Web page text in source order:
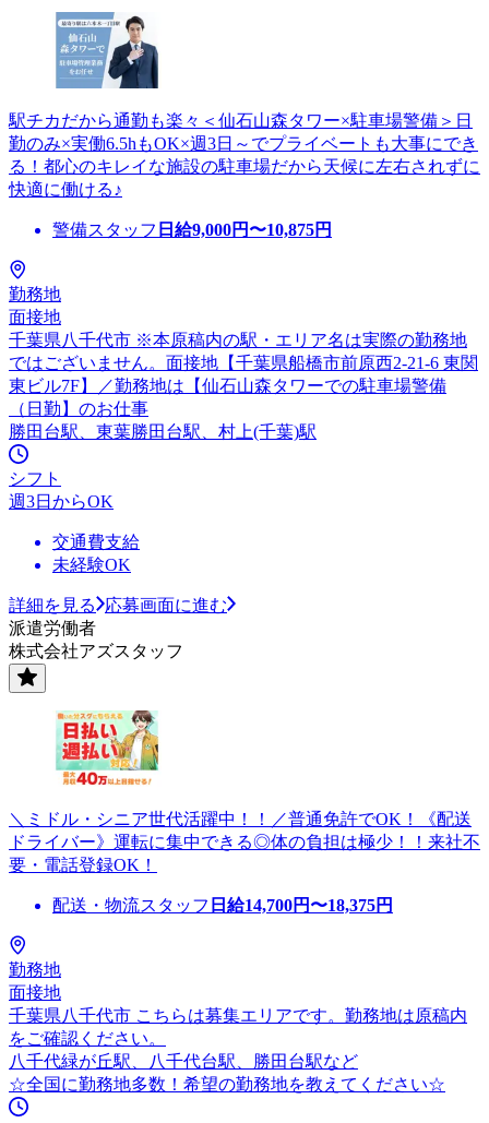
駅チカだから通勤も楽々＜仙石山森タワー×駐車場警備＞日
勤のみ×実働6.5hもOK×週3日～でプライベートも大事にでき
る！都心のキレイな施設の駐車場だから天候に左右されずに
快適に働ける♪
警備スタッフ 日給9,000円〜10,875円
勤務地
面接地
千葉県八千代市 ※本原稿内の駅・エリア名は実際の勤務地
ではございません。面接地【千葉県船橋市前原西2-21-6 東関
東ビル7F】／勤務地は【仙石山森タワーでの駐車場警備
（日勤】のお仕事
勝田台駅、東葉勝田台駅、村上(千葉)駅
シフト
週3日からOK
交通費支給
未経験OK
詳細を見る
応募画面に進む
派遣労働者
株式会社アズスタッフ
＼ミドル・シニア世代活躍中！！／普通免許でOK！《配送
ドライバー》運転に集中できる◎体の負担は極少！！来社不
要・電話登録OK！
配送・物流スタッフ 日給14,700円〜18,375円
勤務地
面接地
千葉県八千代市 こちらは募集エリアです。勤務地は原稿内
をご確認ください。
八千代緑が丘駅、八千代台駅、勝田台駅など
☆全国に勤務地多数！希望の勤務地を教えてください☆